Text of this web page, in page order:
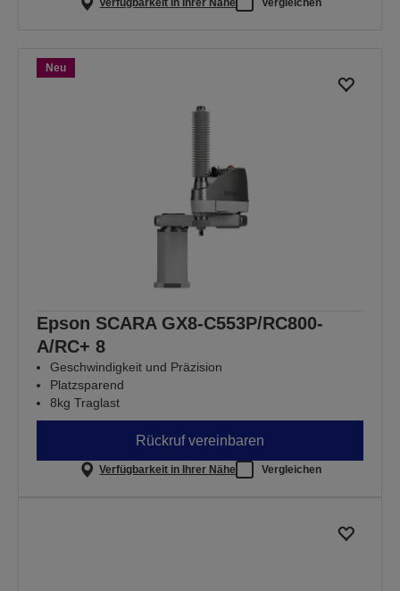
Neu
Epson SCARA GX8-C553P/RC800-
A/RC+ 8
Geschwindigkeit und Präzision
Platzsparend
8kg Traglast
Rückruf vereinbaren
Verfügbarkeit in Ihrer Nähe Vergleichen